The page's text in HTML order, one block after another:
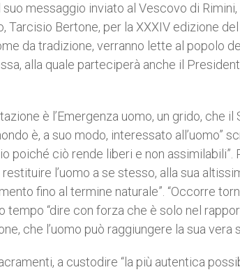
messaggio inviato al Vescovo di
Tarcisio Bertone, per la XXXIV edizione
da tradizione, verranno lette al popolo
alla quale parteciperà anche il
è l’Emergenza uomo, un grido, che il
è, a suo modo, interessato all’uomo”
poiché ciò rende liberi e non assimilabili”.
l’uomo a se stesso, alla sua
fino al termine naturale”. “Occorre
tempo “dire con forza che è solo nel
che l’uomo può raggiungere la sua vera
a custodire “la più autentica